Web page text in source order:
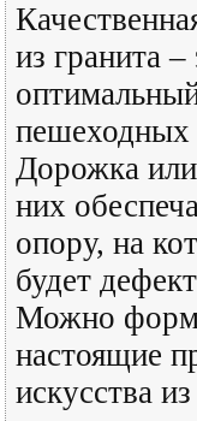
из гранита –
пешеходных
Дорожка
них
опору, на
будет
Можно
настоящие
искусства